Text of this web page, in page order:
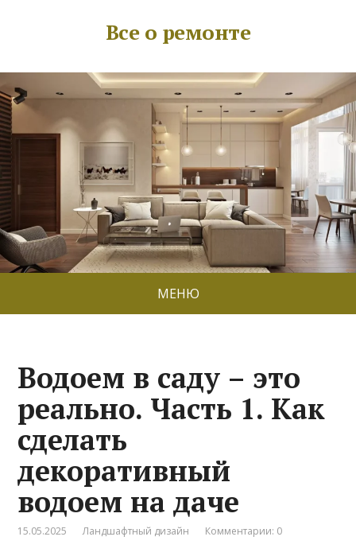
Все о ремонте
МЕНЮ
Водоем в саду – это
реально. Часть 1. Как
сделать
декоративный
водоем на даче
15.05.2025 Ландшафтный дизайн Комментарии: 0